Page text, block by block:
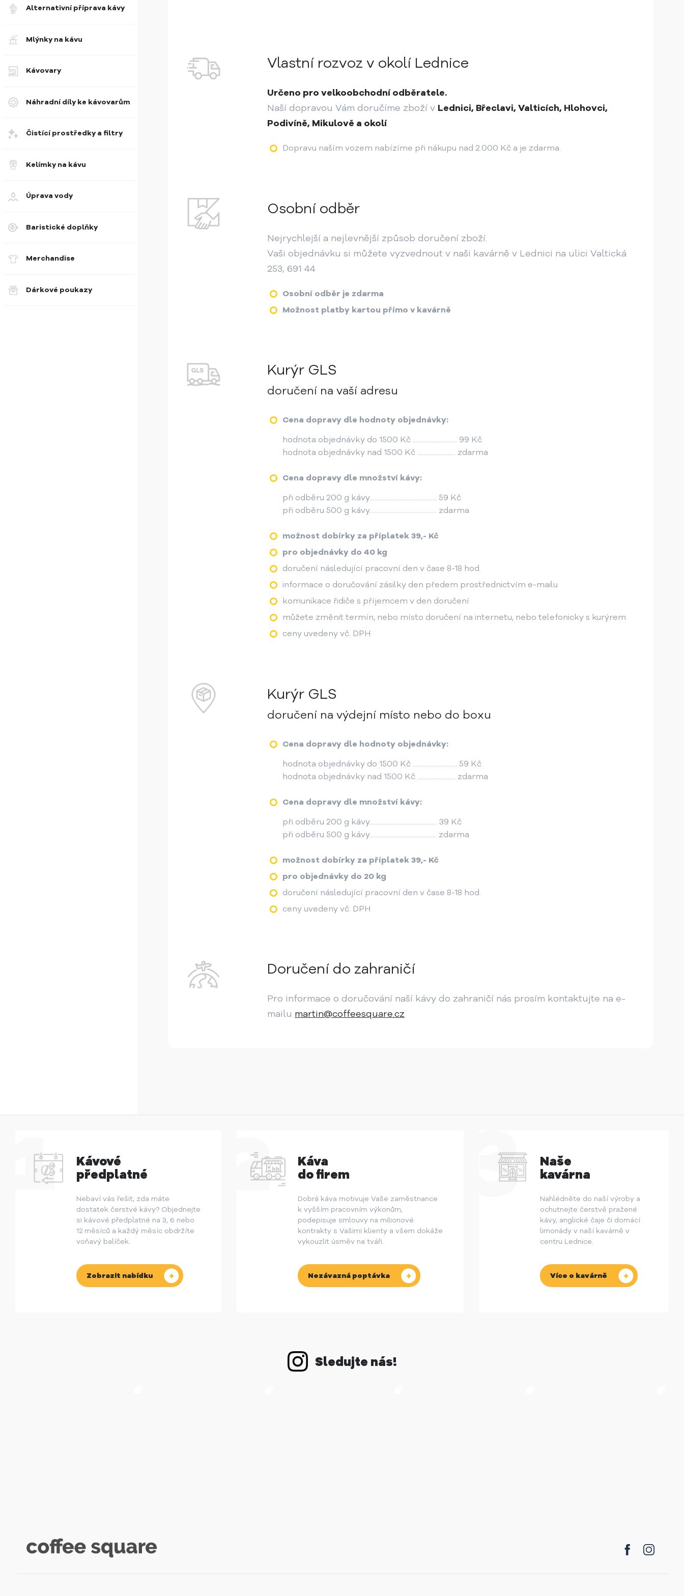
Vlastní rozvoz v okolí Lednice
Určeno pro velkoobchodní odběratele.
Naší dopravou Vám doručíme zboží v Lednici, Břeclavi, Valticích, Hlohovci,
Podivíně, Mikulově a okolí.
Dopravu naším vozem nabízíme při nákupu nad 2.000 Kč a je zdarma.
Osobní odběr
Nejrychlejší a nejlevnější způsob doručení zboží.
Vaši objednávku si můžete vyzvednout v naši kavárně v Lednici na ulici Valtická
253, 691 44
Osobní odběr je zdarma
Možnost platby kartou přímo v kavárně
Kurýr GLS
doručení na vaší adresu
Cena dopravy dle hodnoty objednávky:
hodnota objednávky do 1500 Kč ............................. 99 Kč
hodnota objednávky nad 1500 Kč ......................... zdarma
Cena dopravy dle množství kávy:
při odběru 200 g kávy............................................ 59 Kč
při odběru 500 g kávy............................................ zdarma
možnost dobírky za příplatek 39,- Kč
pro objednávky do 40 kg
doručení následující pracovní den v čase 8-18 hod.
informace o doručování zásilky den předem prostřednictvím e-mailu
komunikace řidiče s příjemcem v den doručení
můžete změnit termín, nebo místo doručení na internetu, nebo telefonicky s kurýrem
ceny uvedeny vč. DPH
Kurýr GLS
doručení na výdejní místo nebo do boxu
Cena dopravy dle hodnoty objednávky:
hodnota objednávky do 1500 Kč ............................. 59 Kč
hodnota objednávky nad 1500 Kč ......................... zdarma
Cena dopravy dle množství kávy:
při odběru 200 g kávy............................................ 39 Kč
při odběru 500 g kávy............................................ zdarma
možnost dobírky za příplatek 39,- Kč
pro objednávky do 20 kg
doručení následující pracovní den v čase 8-18 hod.
ceny uvedeny vč. DPH
Doručení do zahraničí
Pro informace o doručování naší kávy do zahraničí nás prosím kontaktujte na e-
mailu martin@coffeesquare.cz
Alternativní příprava kávy
Mlýnky na kávu
Kávovary
Náhradní díly ke kávovarům
Čistící prostředky a filtry
Kelímky na kávu
Úprava vody
Baristické doplňky
Merchandise
Dárkové poukazy
Kávové
předplatné
Nebaví vás řešit, zda máte
dostatek čerstvé kávy? Objednejte
si kávové předplatné na 3, 6 nebo
12 měsíců a každý měsíc obdržíte
voňavý balíček.
Zobrazit nabídku
Káva
do firem
Dobrá káva motivuje Vaše zaměstnance
k vyšším pracovním výkonům,
podepisuje smlouvy na milionové
kontrakty s Vašimi klienty a všem dokáže
vykouzlit úsměv na tváři.
Nezávazná poptávka
Naše
kavárna
Nahlédněte do naší výroby a
ochutnejte čerstvě pražené
kávy, anglické čaje či domácí
limonády v naší kavárně v
centru Lednice.
Více o kavárně
Sledujte nás!